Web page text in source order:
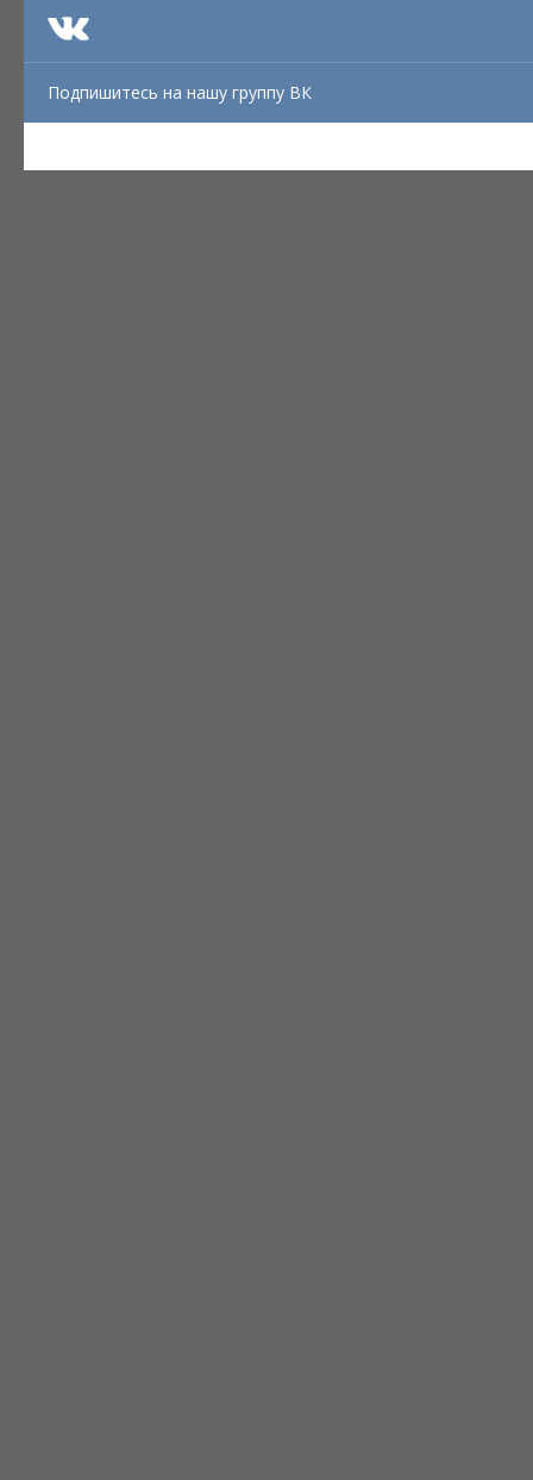
Подпишитесь на нашу группу ВК